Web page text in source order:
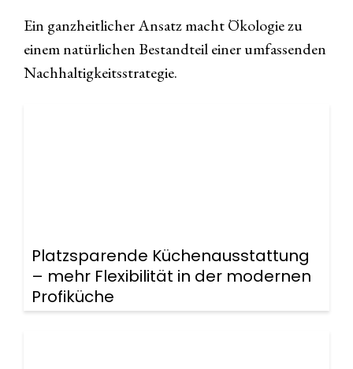
Ein ganzheitlicher Ansatz macht Ökologie zu
einem natürlichen Bestandteil einer umfassenden
Nachhaltigkeitsstrategie.
Platzsparende Küchenausstattung
– mehr Flexibilität in der modernen
Profiküche